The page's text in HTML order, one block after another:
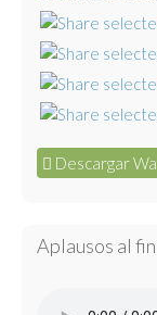
Descargar
Aplausos al